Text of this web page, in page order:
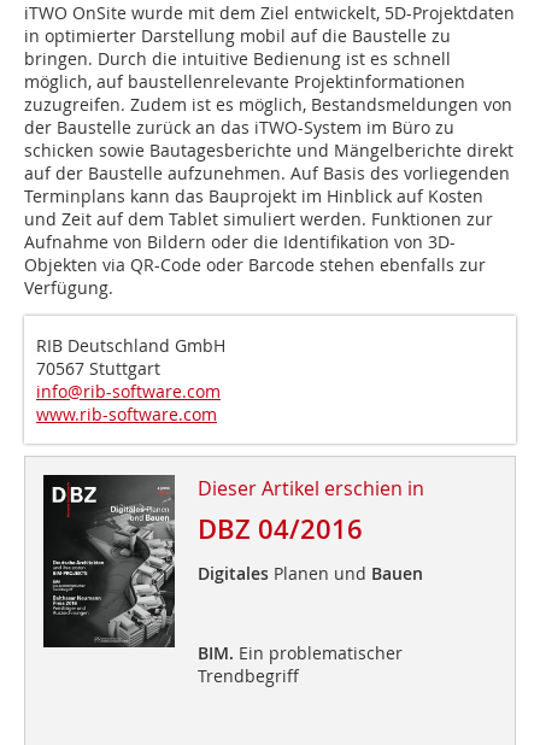
iTWO OnSite wurde mit dem Ziel entwickelt, 5D-Projektdaten
in optimierter Darstellung mobil auf die Baustelle zu
bringen. Durch die intuitive Bedienung ist es schnell
möglich, auf baustellenrelevante Projektinformationen
zuzugreifen. Zudem ist es möglich, Bestandsmeldungen von
der Baustelle zurück an das iTWO-System im Büro zu
schicken sowie Bautagesberichte und Mängelberichte direkt
auf der Baustelle aufzunehmen. Auf Basis des vorliegenden
Terminplans kann das Bauprojekt im Hinblick auf Kosten
und Zeit auf dem Tablet simuliert werden. Funktionen zur
Aufnahme von Bildern oder die Identifikation von 3D-
Objekten via QR-Code oder Barcode stehen ebenfalls zur
Verfügung.
RIB Deutschland GmbH
70567 Stuttgart
info@rib-software.com
www.rib-software.com
Dieser Artikel erschien in
DBZ 04/2016
DigitalesPlanen und Bauen
BIM. Ein problematischer
Trendbegriff